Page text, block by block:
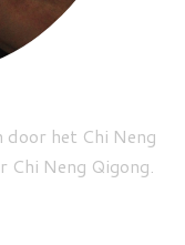
door het Chi Neng
Neng Qigong.